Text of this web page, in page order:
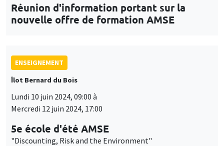
Réunion d'information portant sur la
nouvelle offre de formation AMSE
ENSEIGNEMENT
Îlot Bernard du Bois
Lundi 10 juin 2024, 09:00 à
Mercredi 12 juin 2024, 17:00
5e école d'été AMSE
"Discounting, Risk and the Environment"